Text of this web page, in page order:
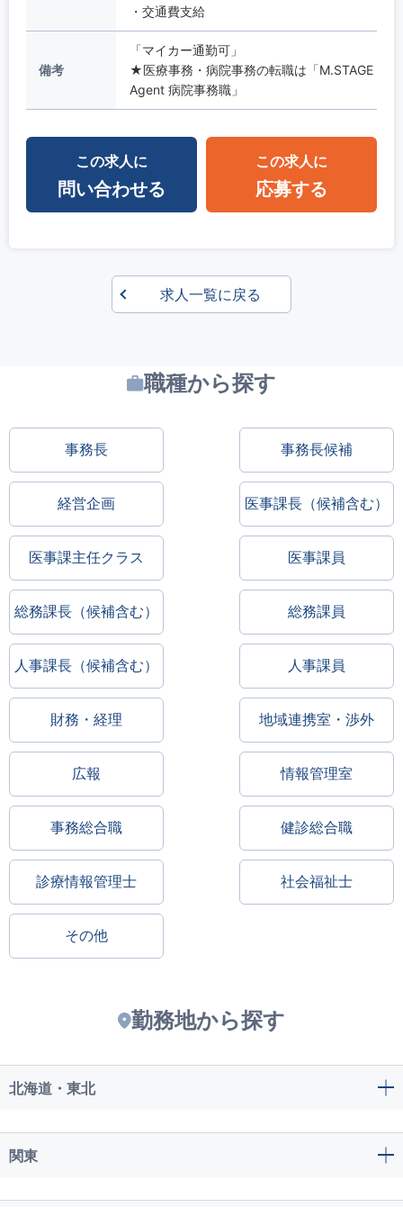
・交通費支給
備考
「マイカー通勤可」
★医療事務・病院事務の転職は「M.STAGE
Agent 病院事務職」
この求人に
問い合わせる
この求人に
応募する
求人一覧に戻る
職種から探す
事務長 事務長候補
経営企画 医事課長（候補含む）
医事課主任クラス 医事課員
総務課長（候補含む） 総務課員
人事課長（候補含む） 人事課員
財務・経理 地域連携室・渉外
広報 情報管理室
事務総合職 健診総合職
診療情報管理士 社会福祉士
その他
勤務地から探す
北海道・東北
関東